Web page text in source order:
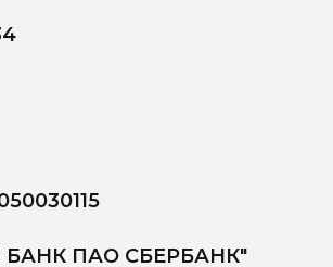
ПАО СБЕРБАНК"